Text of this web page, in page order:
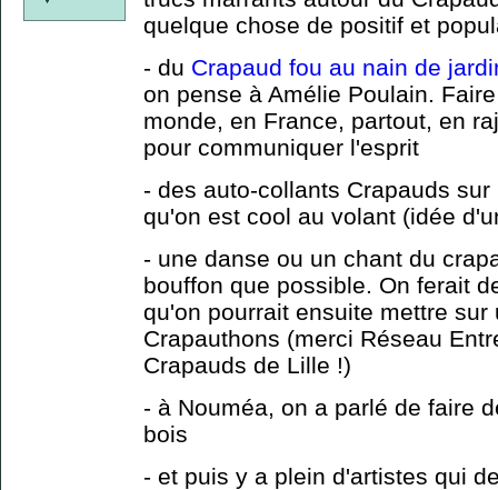
quelque chose de positif et
- du Crapaud fou au nain de
on pense à Amélie Poulain.
monde, en France, partout, en
pour communiquer l'esprit
- des auto-collants Crapauds
qu'on est cool au volant (idée
- une danse ou un chant du
bouffon que possible. On ferait
qu'on pourrait ensuite mettre
Crapauthons (merci Réseau
Crapauds de Lille !)
- à Nouméa, on a parlé de faire
bois
- et puis y a plein d'artistes qui